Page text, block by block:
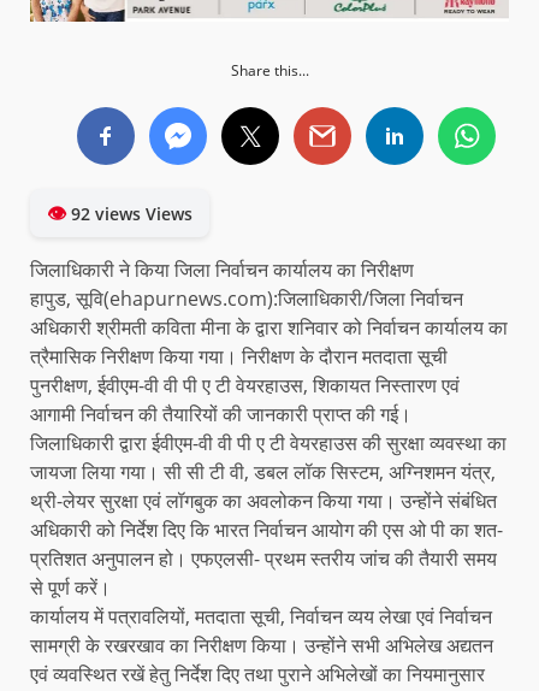
Share this...
👁92 views Views
जिलाधिकारी ने किया जिला निर्वाचन कार्यालय का निरीक्षण
हापुड, सूवि(ehapurnews.com):जिलाधिकारी/जिला निर्वाचन
अधिकारी श्रीमती कविता मीना के द्वारा शनिवार को निर्वाचन कार्यालय का
त्रैमासिक निरीक्षण किया गया। निरीक्षण के दौरान मतदाता सूची
पुनरीक्षण, ईवीएम-वी वी पी ए टी वेयरहाउस, शिकायत निस्तारण एवं
आगामी निर्वाचन की तैयारियों की जानकारी प्राप्त की गई।
जिलाधिकारी द्वारा ईवीएम-वी वी पी ए टी वेयरहाउस की सुरक्षा व्यवस्था का
जायजा लिया गया। सी सी टी वी, डबल लॉक सिस्टम, अग्निशमन यंत्र,
थ्री-लेयर सुरक्षा एवं लॉगबुक का अवलोकन किया गया। उन्होंने संबंधित
अधिकारी को निर्देश दिए कि भारत निर्वाचन आयोग की एस ओ पी का शत-
प्रतिशत अनुपालन हो। एफएलसी- प्रथम स्तरीय जांच की तैयारी समय
से पूर्ण करें।
कार्यालय में पत्रावलियों, मतदाता सूची, निर्वाचन व्यय लेखा एवं निर्वाचन
सामग्री के रखरखाव का निरीक्षण किया। उन्होंने सभी अभिलेख अद्यतन
एवं व्यवस्थित रखें हेतु निर्देश दिए तथा पुराने अभिलेखों का नियमानुसार